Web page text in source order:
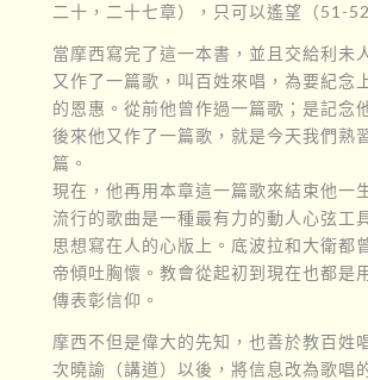
二十，二十七章），只可以遙望（51-
當摩西寫完了這一本書，並且交給利未
又作了一篇歌，叫百姓來唱，為要紀念
的恩惠。從前他曾作過一篇歌；是記念
後來他又作了一篇歌，就是今天我們熟
篇。
現在，他再用本章這一篇歌來結束他一
流行的歌曲是一種最有力的動人心弦工
思想寫在人的心版上。底波拉和大衛都
帝傾吐胸懷。教會從起初到現在也都是
傳表彰信仰。
摩西不但是偉大的先知，也善於教百姓
次曉諭（講道）以後，將信息改為歌唱